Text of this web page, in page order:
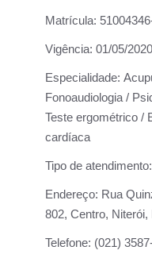
Matrícula:
Vigência: 01/05/2020
Especialidade:
Fonoaudiologia /
Teste ergométrico /
cardíaca
Tipo de atendimento:
Endereço: Rua
802, Centro,
Telefone: (021)